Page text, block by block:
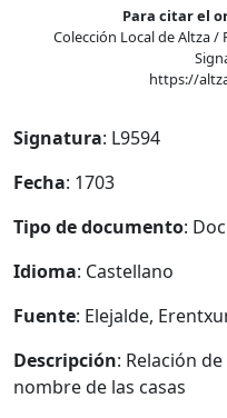
Para citar el
Colección Local de Altza /
https://
Signatura: L9594
Fecha: 1703
Tipo de documento:
Idioma: Castellano
Fuente: Elejalde,
Descripción: Relación
nombre de las casas